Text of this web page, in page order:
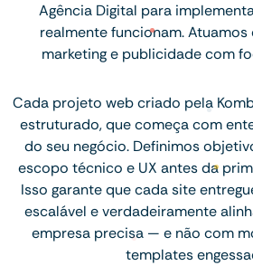
Agência Digital para
realmente funcionam.
marketing e publicidade com
Cada projeto web criado pela
estruturado, que começa com
do seu negócio. Definimos
escopo técnico e UX antes da
Isso garante que cada site
escalável e verdadeiramente
empresa precisa — e não com
templates